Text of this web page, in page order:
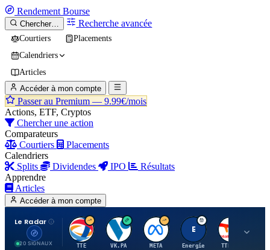
Rendement Bourse
Chercher… Recherche avancée
Courtiers
Placements
Calendriers
Articles
Accéder à mon compte
Passer au Premium — 9.99€/mois
Actions, ETF, Cryptos
Chercher une action
Comparateurs
Courtiers
Placements
Calendriers
Splits
Dividendes IPO
Résultats
Apprendre
Articles
Accéder à mon compte
Le Radar
20 SIGNAUX
T
TTE
V
VK.PA
M
META
E
Energie
T
TTE.PA